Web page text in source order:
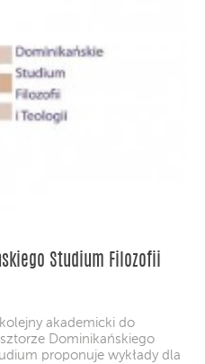
Studium Filozofii
akademicki do
Dominikańskiego
proponuje wykłady dla